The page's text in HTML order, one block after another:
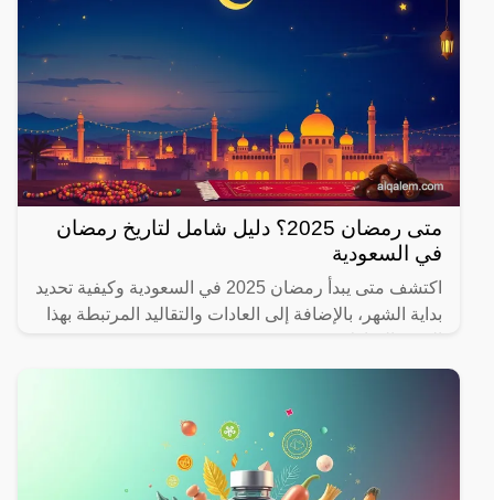
متى رمضان 2025؟ دليل شامل لتاريخ رمضان
في السعودية
اكتشف متى يبدأ رمضان 2025 في السعودية وكيفية تحديد
بداية الشهر، بالإضافة إلى العادات والتقاليد المرتبطة بهذا